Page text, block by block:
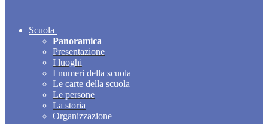
Scuola
Panoramica
Presentazione
I luoghi
I numeri della scuola
Le carte della scuola
Le persone
La storia
Organizzazione